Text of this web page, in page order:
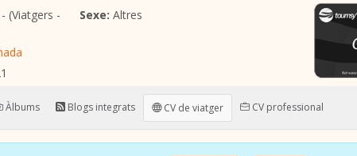
(Viatgers -
Sexe: Altres
Àlbums Blogs integrats CV de viatger CV professional